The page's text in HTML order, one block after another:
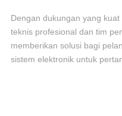
Dengan dukungan yang
teknis profesional dan tim
memberikan solusi bagi
sistem elektronik untuk